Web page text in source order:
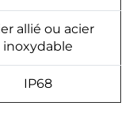
allié ou acier
inoxydable
IP68